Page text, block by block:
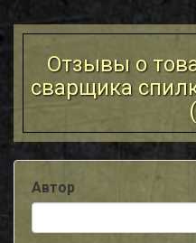
Отзывы о
сварщика
(
Автор